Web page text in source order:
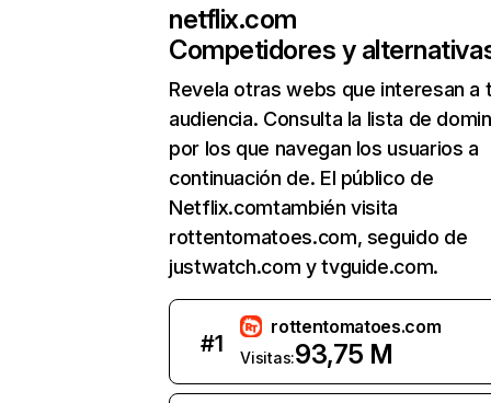
netflix.com
Competidores y
Revela otras webs que interesan a
audiencia. Consulta la lista de
por los que navegan los usuarios a
continuación de. El público de
Netflix.comtambién visita
rottentomatoes.com, seguido de
justwatch.com y tvguide.com.
#1
rottentomatoes.com
Visitas:93,75 M